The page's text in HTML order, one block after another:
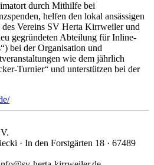
durch Mithilfe bei
helfen den lokal ansässigen
des Vereins SV Herta Kirrweiler und
gegründeten Abteilung für Inline-
bei der Organisation und
wie dem jährlich
Turnier“ und unterstützen bei der
· In den Forstgärten 18 · 67489